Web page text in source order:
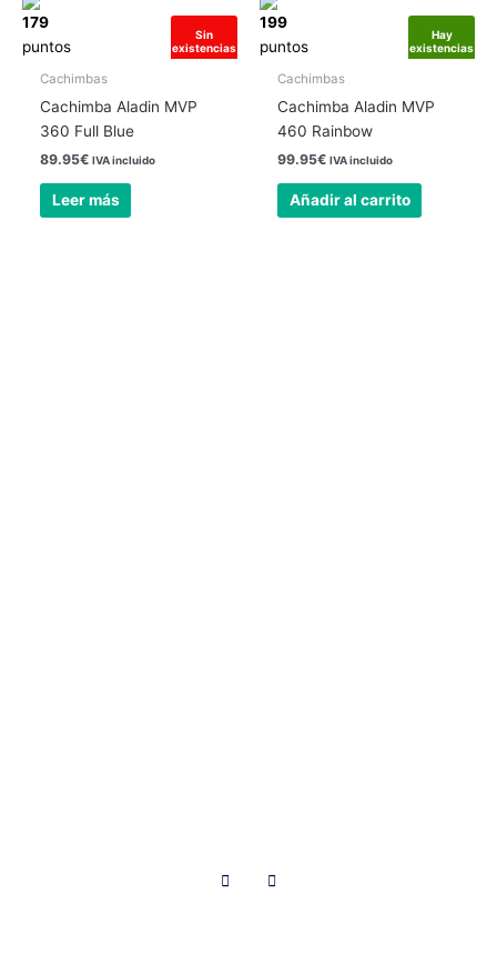
Sin
existencias
179
puntos
Cachimbas
Cachimba Aladin MVP
360 Full Blue
89.95€ IVA incluido
Leer más
Hay
existencias
199
puntos
Cachimbas
Cachimba Aladin MVP
460 Rainbow
99.95€ IVA incluido
Añadir al carrito
F
a
I
n